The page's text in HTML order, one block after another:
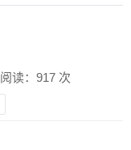
阅读： 917次